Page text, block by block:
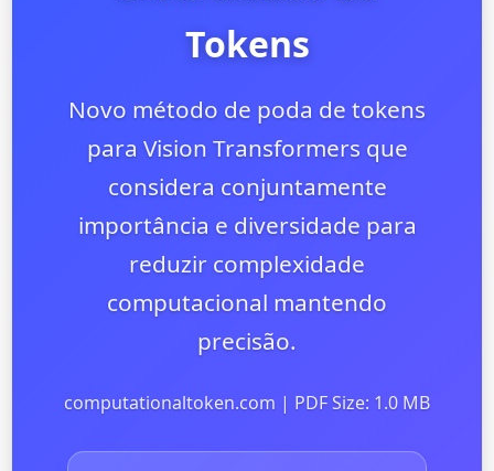
Tokens
Novo método de poda de tokens
para Vision Transformers que
considera conjuntamente
importância e diversidade para
reduzir complexidade
computacional mantendo
precisão.
computationaltoken.com | PDF Size: 1.0 MB